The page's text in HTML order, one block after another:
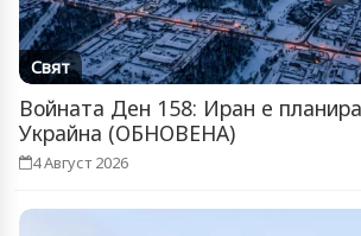
Свят
Войната Ден 158: Иран е
Украйна (ОБНОВЕНА)
4 Август 2026